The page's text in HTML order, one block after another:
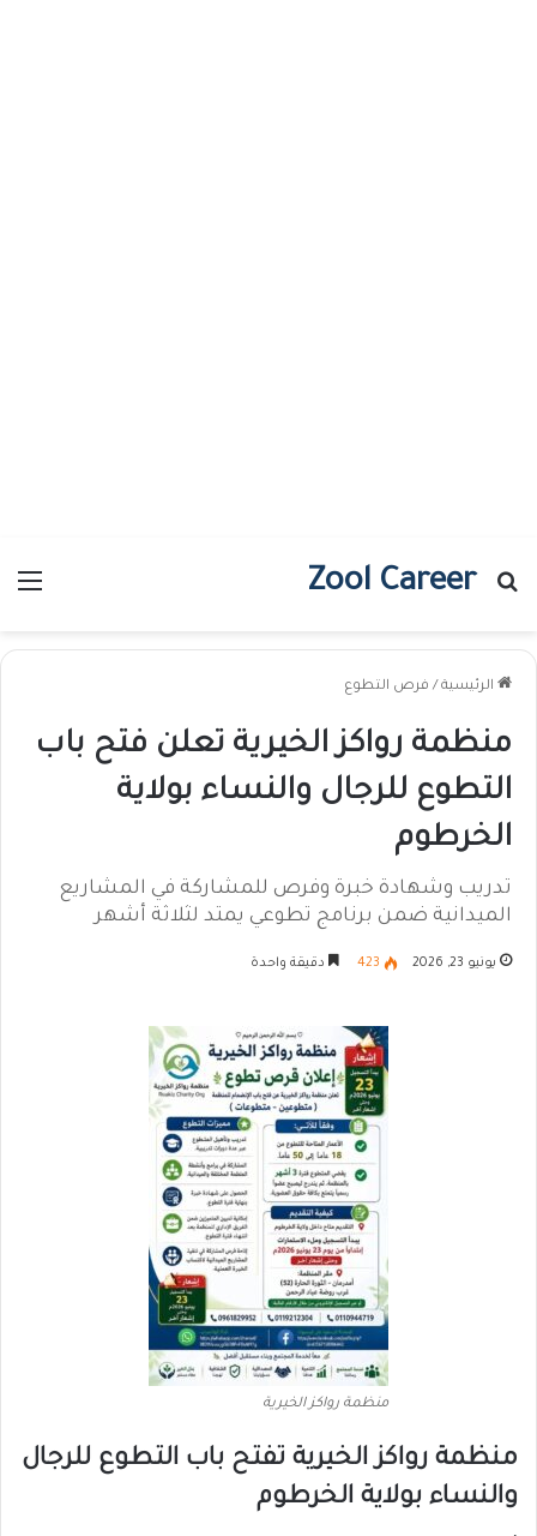
Zool Career
بحث عن
الرئيسية / فرص التطوع
منظمة رواكز الخيرية تعلن فتح باب
التطوع للرجال والنساء بولاية
الخرطوم
تدريب وشهادة خبرة وفرص للمشاركة في المشاريع
الميدانية ضمن برنامج تطوعي يمتد لثلاثة أشهر
يونيو 23, 2026 423 دقيقة واحدة
منظمة رواكز الخيرية
منظمة رواكز الخيرية تفتح باب التطوع للرجال
والنساء بولاية الخرطوم